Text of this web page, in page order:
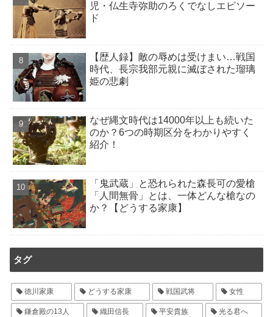
児・仏生寺弥助のろくでなしエピソー
ド
【歴人録】敵の辱めは受けまい…戦国
時代、長宗我部元親に滅ぼされた瑠璃
姫の悲劇
なぜ縄文時代は14000年以上も続いた
のか？6つの時期区分をわかりやすく
紹介！
「鬼武蔵」と恐れられた森長可の愛槍
「人間無骨」とは、一体どんな槍なの
か？【どうする家康】
タグ
徳川家康 どうする家康 戦国武将 女性
鎌倉殿の13人 織田信長 平安貴族 光る君へ